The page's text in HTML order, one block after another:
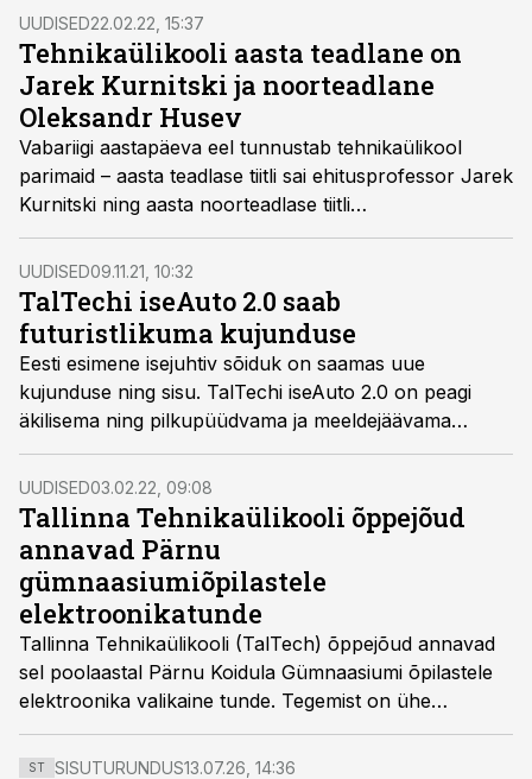
produktide omaduste uurimisele – et luua
ringmajanduse toel uus kõrge lisandväärtusega
tööstusharu.
UUDISED22.02.22, 15:37
Tehnikaülikooli aasta teadlane on
Jarek Kurnitski ja noorteadlane
Oleksandr Husev
Vabariigi aastapäeva eel tunnustab tehnikaülikool
parimaid – aasta teadlase tiitli sai ehitusprofessor Jarek
Kurnitski ning aasta noorteadlase tiitli
energeetikateadlane Oleksandr Husev.
UUDISED09.11.21, 10:32
TalTechi iseAuto 2.0 saab
futuristlikuma kujunduse
Eesti esimene isejuhtiv sõiduk on saamas uue
kujunduse ning sisu. TalTechi iseAuto 2.0 on peagi
äkilisema ning pilkupüüdvama ja meeldejäävama
välimusega ning oluliselt on uuenemas nii tarkvara kui
ka riistvara, teatab TalTech.
UUDISED03.02.22, 09:08
Tallinna Tehnikaülikooli õppejõud
annavad Pärnu
gümnaasiumiõpilastele
elektroonikatunde
Tallinna Tehnikaülikooli (TalTech) õppejõud annavad
sel poolaastal Pärnu Koidula Gümnaasiumi õpilastele
elektroonika valikaine tunde. Tegemist on ühe
projektiga ülikooli järelkasvu strateegias, mis suunab
oma tegevused erialavalikut kaaluvatele noortele.
ST SISUTURUNDUS13.07.26, 14:36